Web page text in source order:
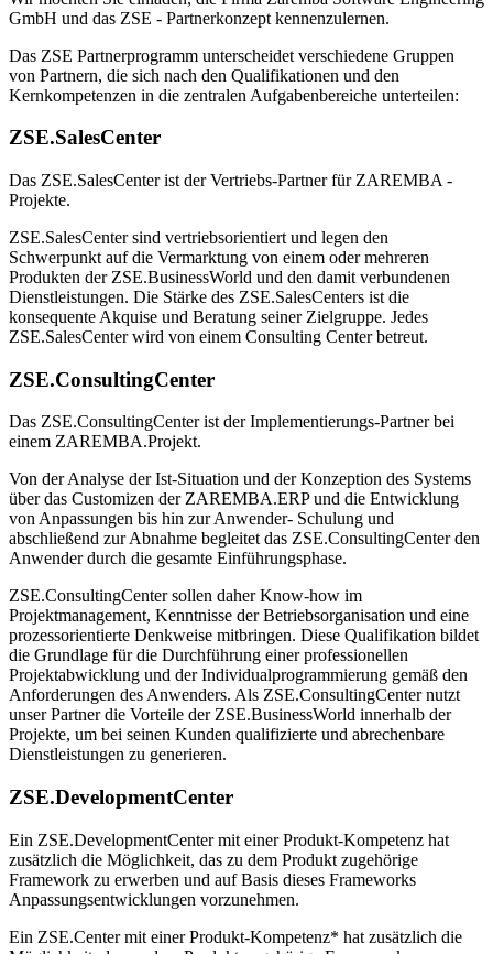
GmbH und das ZSE - Partnerkonzept kennenzulernen.
Das ZSE Partnerprogramm unterscheidet verschiedene Gruppen
von Partnern, die sich nach den Qualifikationen und den
Kernkompetenzen in die zentralen Aufgabenbereiche unterteilen:
ZSE.SalesCenter
Das ZSE.SalesCenter ist der Vertriebs-Partner für ZAREMBA -
Projekte.
ZSE.SalesCenter sind vertriebsorientiert und legen den
Schwerpunkt auf die Vermarktung von einem oder mehreren
Produkten der ZSE.BusinessWorld und den damit verbundenen
Dienstleistungen. Die Stärke des ZSE.SalesCenters ist die
konsequente Akquise und Beratung seiner Zielgruppe. Jedes
ZSE.SalesCenter wird von einem Consulting Center betreut.
ZSE.ConsultingCenter
Das ZSE.ConsultingCenter ist der Implementierungs-Partner bei
einem ZAREMBA.Projekt.
Von der Analyse der Ist-Situation und der Konzeption des Systems
über das Customizen der ZAREMBA.ERP und die Entwicklung
von Anpassungen bis hin zur Anwender- Schulung und
abschließend zur Abnahme begleitet das ZSE.ConsultingCenter den
Anwender durch die gesamte Einführungsphase.
ZSE.ConsultingCenter sollen daher Know-how im
Projektmanagement, Kenntnisse der Betriebsorganisation und eine
prozessorientierte Denkweise mitbringen. Diese Qualifikation bildet
die Grundlage für die Durchführung einer professionellen
Projektabwicklung und der Individualprogrammierung gemäß den
Anforderungen des Anwenders. Als ZSE.ConsultingCenter nutzt
unser Partner die Vorteile der ZSE.BusinessWorld innerhalb der
Projekte, um bei seinen Kunden qualifizierte und abrechenbare
Dienstleistungen zu generieren.
ZSE.DevelopmentCenter
Ein ZSE.DevelopmentCenter mit einer Produkt-Kompetenz hat
zusätzlich die Möglichkeit, das zu dem Produkt zugehörige
Framework zu erwerben und auf Basis dieses Frameworks
Anpassungsentwicklungen vorzunehmen.
Ein ZSE.Center mit einer Produkt-Kompetenz* hat zusätzlich die